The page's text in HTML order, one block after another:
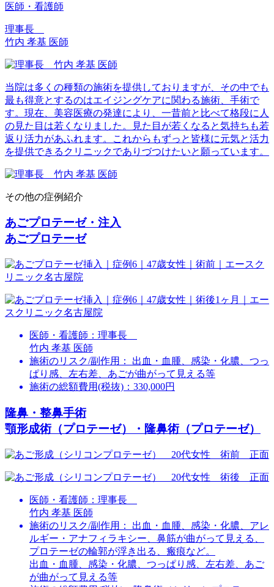
医師・看護師
理事長
竹内 孝基 医師
当院は多くの種類の施術を提供しておりますが、その中でも
最も得意とするのはエイジングケアに関わる施術、手術で
す。現在、美容医療の発達により、一昔前と比べて格段に人
の見た目は若くなりました。見た目が若くなると気持ちも若
返り活力があふれます。これからもずっと皆様に元気と活力
を提供できるクリニックでありづつけたいと願っています。
その他の症例紹介
あごプロテーゼ・注入
あごプロテーゼ
医師・看護師： 理事長
竹内 孝基 医師
施術のリスク/副作用：
出血・血腫、感染・化膿、つっ
ぱり感、左右差、あごが曲がって見える等
施術の総額費用(税抜)： 330,000円
隆鼻・整鼻手術
顎形成術（プロテーゼ）・隆鼻術（プロテーゼ）
医師・看護師： 理事長
竹内 孝基 医師
施術のリスク/副作用：
出血・血腫、感染・化膿、アレ
ルギー・アナフィラキシー、鼻筋が曲がって見える、
プロテーゼの輪郭が浮き出る、瘢痕など。
出血・血腫、感染・化膿、つっぱり感、左右差、あご
が曲がって見える等